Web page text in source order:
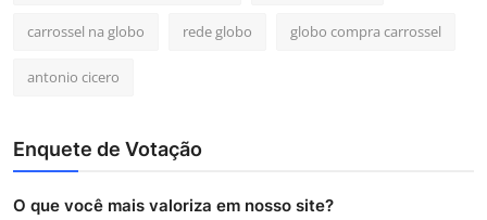
carrossel na globo rede globo globo compra carrossel
antonio cicero
Enquete de Votação
O que você mais valoriza em nosso site?